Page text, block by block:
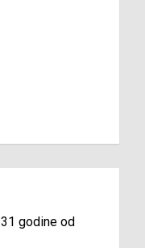
godine od